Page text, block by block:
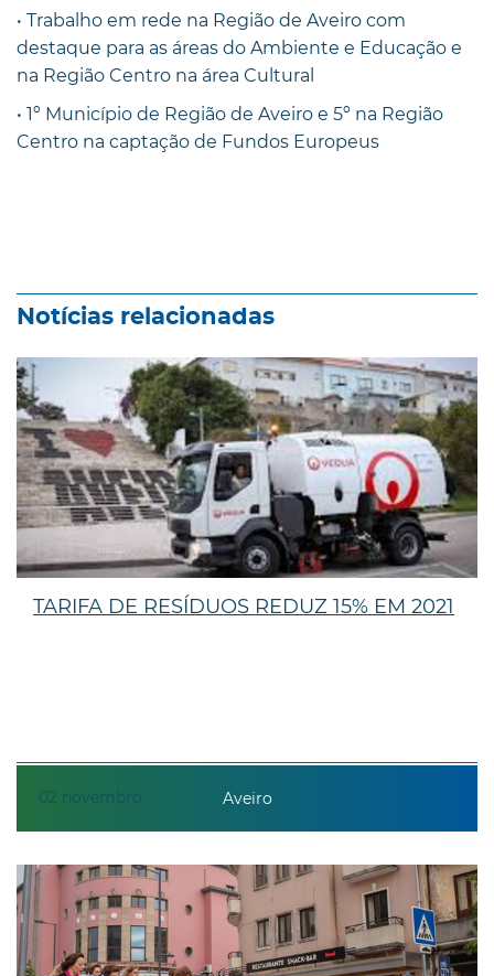
• Trabalho em rede na Região de Aveiro com
destaque para as áreas do Ambiente e Educação e
na Região Centro na área Cultural
• 1º Município de Região de Aveiro e 5º na Região
Centro na captação de Fundos Europeus
Notícias relacionadas
02 novembro
TARIFA DE RESÍDUOS REDUZ 15% EM 2021
Aveiro